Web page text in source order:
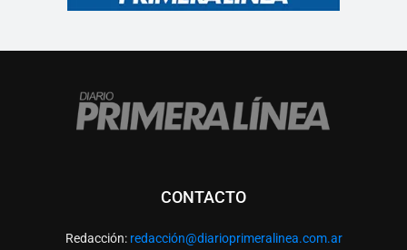
CONTACTO
Redacción: redacción@diarioprimeralinea.com.ar